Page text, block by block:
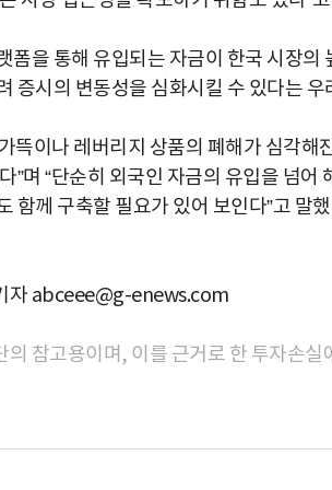
폼을 통해 유입되는 자금이 한국 시장
증시의 변동성을 심화시킬 수 있다는 우
뜩이나 레버리지 상품의 폐해가 심각해
”며 “단순히 외국인 자금의 유입을 넘
함께 구축할 필요가 있어 보인다”고 말
자 abceee@g-enews.com
의 참고용이며, 이를 근거로 한 투자손실